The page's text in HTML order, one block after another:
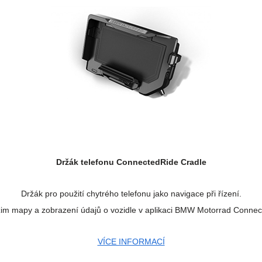
Držák telefonu ConnectedRide Cradle
Držák pro použití chytrého telefonu jako navigace při řízení.
mapy a zobrazení údajů o vozidle v aplikaci BMW Motorrad
VÍCE INFORMACÍ